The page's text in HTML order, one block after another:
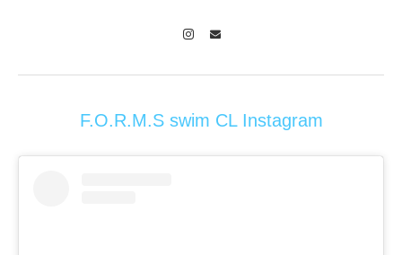
F.O.R.M.S swim CL Instagram